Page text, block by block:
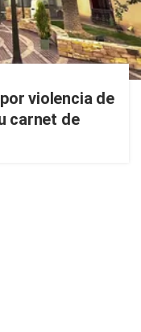
violencia de
carnet de